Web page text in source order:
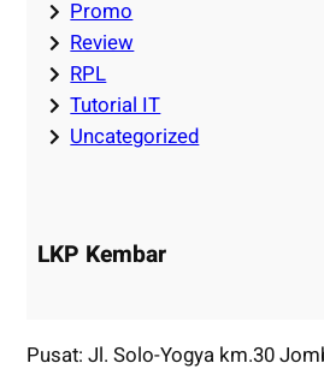
Promo
Review
RPL
Tutorial IT
Uncategorized
LKP Kembar
Pusat: Jl. Solo-Yogya km.30